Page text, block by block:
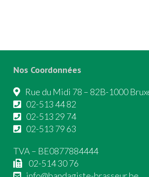
Nos Coordonnées
Rue du Midi 78 – 82B-1000
02-513 44 82
02-513 29 74
02-513 79 63
TVA – BE0877884444
02-514 30 76